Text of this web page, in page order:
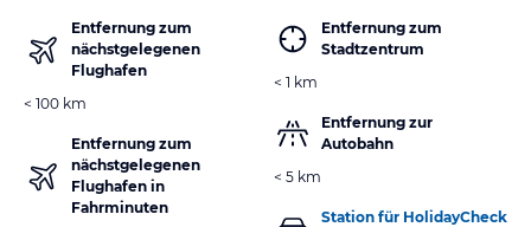
Entfernung zum
nächstgelegenen
Flughafen
< 100 km
Entfernung zum
nächstgelegenen
Flughafen in
Fahrminuten
Entfernung zum
Stadtzentrum
< 1 km
Entfernung zur
Autobahn
< 5 km
Station für HolidayCheck